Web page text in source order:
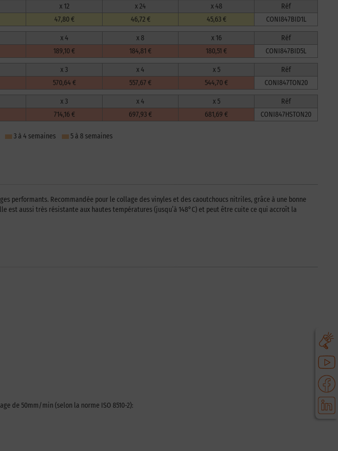
x 12 x 24 x 48
Réf
47,80 € 46,72 € 45,63 € CONI847BID1L
x 4 x 8 x 16
Réf
189,10 € 184,81 € 180,51 € CONI847BID5L
x 3 x 4 x 5
Réf
570,64 € 557,67 € 544,70 € CONI847TON20
x 3 x 4 x 5
Réf
714,16 € 697,93 € 681,69 € CONI847HSTON20
3 à 4 semaines 5 à 8 semaines
Recommandée pour le collage des vinyles et des caoutchoucs nitriles, grâce à une bonne
est aussi très résistante aux hautes températures (jusqu’à 148°C) et peut être cuite ce qui accroît la
de 50mm/min (selon la norme ISO 8510-2):